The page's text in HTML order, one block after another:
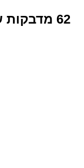
62 מדבקות שם עמידות במים דגם לבבות